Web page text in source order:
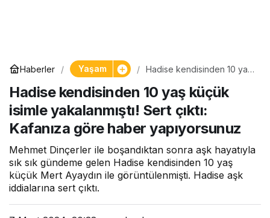
Haberler Yaşam
Hadise kendisinden 10 yaş
Sert çıktı: Kafanıza göre
haber yapıyorsunuz
Hadise kendisinden 10 yaş küçük
isimle yakalanmıştı! Sert çıktı:
Kafanıza göre haber yapıyorsunuz
Mehmet Dinçerler ile boşandıktan sonra aşk hayatıyla
sık sık gündeme gelen Hadise kendisinden 10 yaş
küçük Mert Ayaydın ile görüntülenmişti. Hadise aşk
iddialarına sert çıktı.